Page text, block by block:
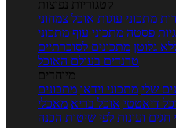
קטגוריות נפוצות
מתכוני עוגות אוכל צמחוני
פסטה מתכוני עוף מתכוני
גלוטן מתכונים לסוכרתיים
טרנדים בעולם האוכל
מיוחדים
שלי מתכוני וידאו מתכונים
דיאטטי אוכל בריא מאכלי
חגים ועונות לפי שיטות הכנה